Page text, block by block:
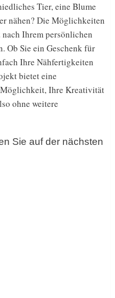
Tier, eine Blume
nähen? Die Möglichkeiten
Ihrem persönlichen
Ob Sie ein Geschenk für
Ihre Nähfertigkeiten
bietet eine
Ihre Kreativität
ohne weitere
Sie auf der nächsten